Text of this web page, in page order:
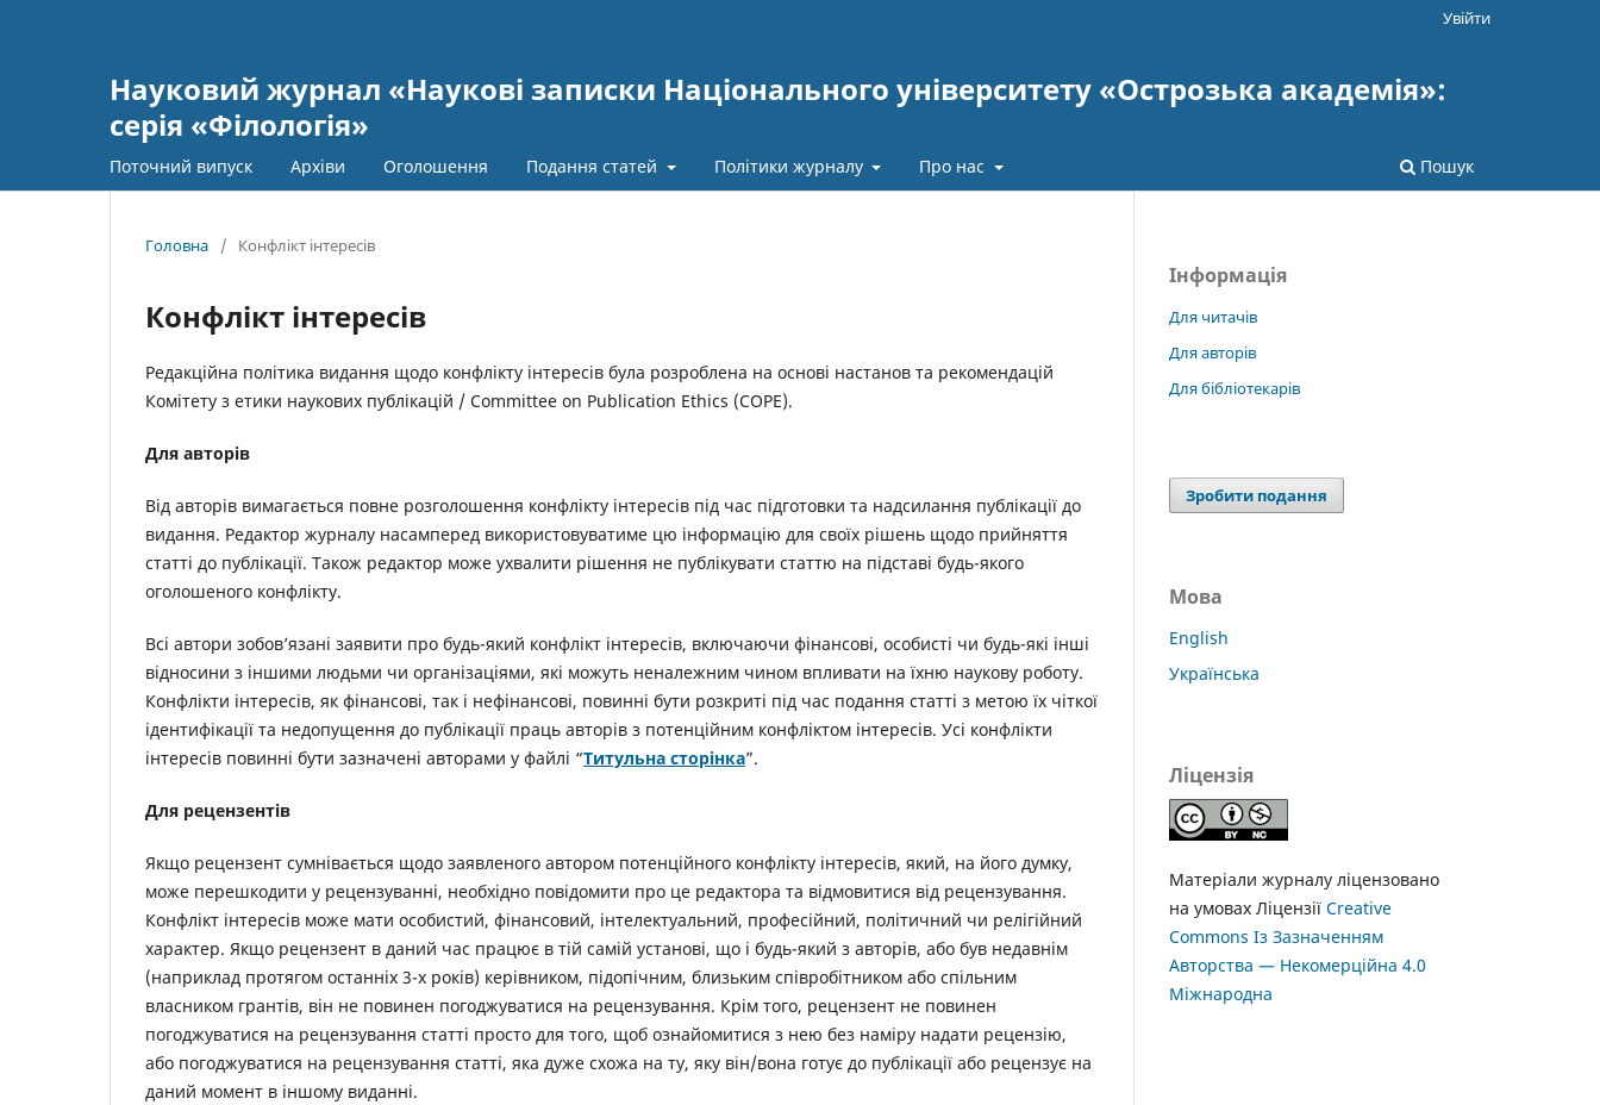
Науковий журнал «Наукові записки Національного університету «Острозька академія»:
серія «Філологія»
Поточний випуск Архіви Оголошення Подання статей Політики журналу Про нас Пошук
Увійти
Головна / Конфлікт інтересів
Конфлікт інтересів
Редакційна політика видання щодо конфлікту інтересів була розроблена на основі настанов та рекомендацій
Комітету з етики наукових публікацій / Committee on Publication Ethics (COPE).
Для авторів
Від авторів вимагається повне розголошення конфлікту інтересів під час підготовки та надсилання публікації до
видання. Редактор журналу насамперед використовуватиме цю інформацію для своїх рішень щодо прийняття
статті до публікації. Також редактор може ухвалити рішення не публікувати статтю на підставі будь-якого
оголошеного конфлікту.
Всі автори зобов’язані заявити про будь-який конфлікт інтересів, включаючи фінансові, особисті чи будь-які інші
відносини з іншими людьми чи організаціями, які можуть неналежним чином впливати на їхню наукову роботу.
Конфлікти інтересів, як фінансові, так і нефінансові, повинні бути розкриті під час подання статті з метою їх чіткої
ідентифікації та недопущення до публікації праць авторів з потенційним конфліктом інтересів. Усі конфлікти
інтересів повинні бути зазначені авторами у файлі “Титульна сторінка”.
Для рецензентів
Якщо рецензент сумнівається щодо заявленого автором потенційного конфлікту інтересів, який, на його думку,
може перешкодити у рецензуванні, необхідно повідомити про це редактора та відмовитися від рецензування.
Конфлікт інтересів може мати особистий, фінансовий, інтелектуальний, професійний, політичний чи релігійний
характер. Якщо рецензент в даний час працює в тій самій установі, що і будь-який з авторів, або був недавнім
(наприклад протягом останніх 3-х років) керівником, підопічним, близьким співробітником або спільним
власником грантів, він не повинен погоджуватися на рецензування. Крім того, рецензент не повинен
погоджуватися на рецензування статті просто для того, щоб ознайомитися з нею без наміру надати рецензію,
або погоджуватися на рецензування статті, яка дуже схожа на ту, яку він/вона готує до публікації або рецензує на
даний момент в іншому виданні.
Інформація
Для читачів
Для авторів
Для бібліотекарів
Зробити подання
Мова
English
Українська
Ліцензія
Матеріали журналу ліцензовано
на умовах Ліцензії Creative
Commons Із Зазначенням
Авторства — Некомерційна 4.0
Міжнародна